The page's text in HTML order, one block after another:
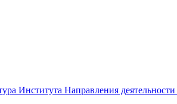
Института Направления деятельности